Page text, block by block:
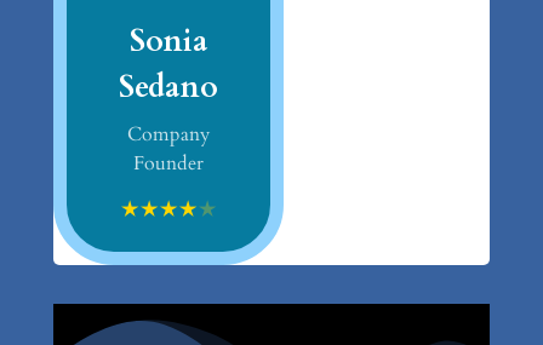
Sonia
Sedano
Company
Founder
★★★★★